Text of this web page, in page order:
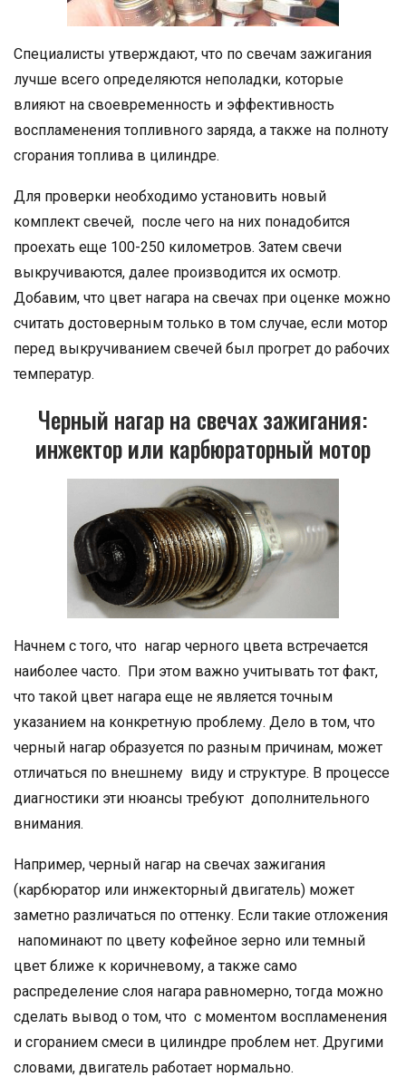
Специалисты утверждают, что по свечам зажигания
лучше всего определяются неполадки, которые
влияют на своевременность и эффективность
воспламенения топливного заряда, а также на полноту
сгорания топлива в цилиндре.
Для проверки необходимо установить новый
комплект свечей, после чего на них понадобится
проехать еще 100-250 километров. Затем свечи
выкручиваются, далее производится их осмотр.
Добавим, что цвет нагара на свечах при оценке можно
считать достоверным только в том случае, если мотор
перед выкручиванием свечей был прогрет до рабочих
температур.
Черный нагар на свечах зажигания:
инжектор или карбюраторный мотор
Начнем с того, что нагар черного цвета встречается
наиболее часто. При этом важно учитывать тот факт,
что такой цвет нагара еще не является точным
указанием на конкретную проблему. Дело в том, что
черный нагар образуется по разным причинам, может
отличаться по внешнему виду и структуре. В процессе
диагностики эти нюансы требуют дополнительного
внимания.
Например, черный нагар на свечах зажигания
(карбюратор или инжекторный двигатель) может
заметно различаться по оттенку. Если такие отложения
напоминают по цвету кофейное зерно или темный
цвет ближе к коричневому, а также само
распределение слоя нагара равномерно, тогда можно
сделать вывод о том, что с моментом воспламенения
и сгоранием смеси в цилиндре проблем нет. Другими
словами, двигатель работает нормально.